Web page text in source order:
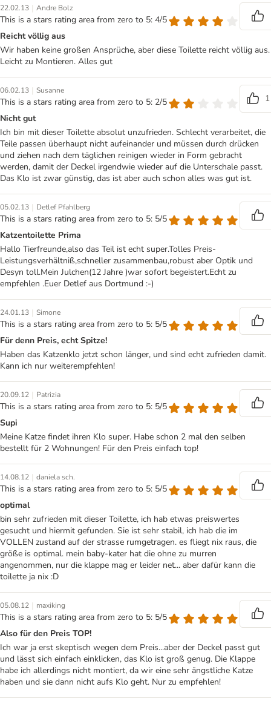
22.02.13 | Andre Bolz
This is a stars rating area from zero to 5: 4/5
Reicht völlig aus
Wir haben keine großen Ansprüche, aber diese Toilette reicht völlig aus.
Leicht zu Montieren. Alles gut
06.02.13 | Susanne
This is a stars rating area from zero to 5: 2/5
1
Nicht gut
Ich bin mit dieser Toilette absolut unzufrieden. Schlecht verarbeitet, die
Teile passen überhaupt nicht aufeinander und müssen durch drücken
und ziehen nach dem täglichen reinigen wieder in Form gebracht
werden, damit der Deckel irgendwie wieder auf die Unterschale passt.
Das Klo ist zwar günstig, das ist aber auch schon alles was gut ist.
05.02.13 | Detlef Pfahlberg
This is a stars rating area from zero to 5: 5/5
Katzentoilette Prima
Hallo Tierfreunde,also das Teil ist echt super.Tolles Preis-
Leistungsverhältniß,schneller zusammenbau,robust aber Optik und
Desyn toll.Mein Julchen(12 Jahre )war sofort begeistert.Echt zu
empfehlen .Euer Detlef aus Dortmund :-)
24.01.13 | Simone
This is a stars rating area from zero to 5: 5/5
Für denn Preis, echt Spitze!
Haben das Katzenklo jetzt schon länger, und sind echt zufrieden damit.
Kann ich nur weiterempfehlen!
20.09.12 | Patrizia
This is a stars rating area from zero to 5: 5/5
Supi
Meine Katze findet ihren Klo super. Habe schon 2 mal den selben
bestellt für 2 Wohnungen! Für den Preis einfach top!
14.08.12 | daniela sch.
This is a stars rating area from zero to 5: 5/5
optimal
bin sehr zufrieden mit dieser Toilette, ich hab etwas preiswertes
gesucht und hiermit gefunden. Sie ist sehr stabil, ich hab die im
VOLLEN zustand auf der strasse rumgetragen. es fliegt nix raus, die
größe is optimal. mein baby-kater hat die ohne zu murren
angenommen, nur die klappe mag er leider net... aber dafür kann die
toilette ja nix :D
05.08.12 | maxiking
This is a stars rating area from zero to 5: 5/5
Also für den Preis TOP!
Ich war ja erst skeptisch wegen dem Preis...aber der Deckel passt gut
und lässt sich einfach einklicken, das Klo ist groß genug. Die Klappe
habe ich allerdings nicht montiert, da wir eine sehr ängstliche Katze
haben und sie dann nicht aufs Klo geht. Nur zu empfehlen!